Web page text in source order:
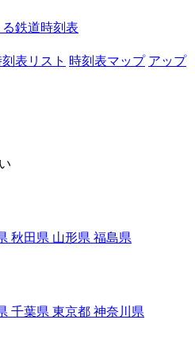
鉄道時刻表
刻表リスト 時刻表マップ アップ
秋田県 山形県 福島県
千葉県 東京都 神奈川県